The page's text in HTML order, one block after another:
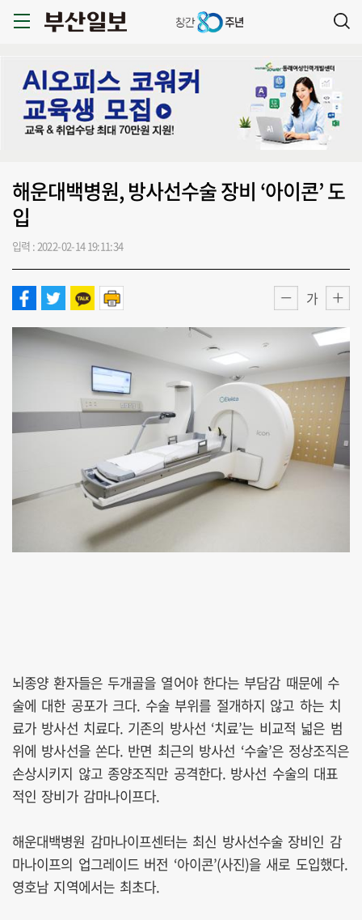
해운대백병원, 방사선수술 장비 ‘아이콘’ 도
입
입력 : 2022-02-14 19:11:34
가
뇌종양 환자들은 두개골을 열어야 한다는 부담감 때문에 수
술에 대한 공포가 크다. 수술 부위를 절개하지 않고 하는 치
료가 방사선 치료다. 기존의 방사선 ‘치료’는 비교적 넓은 범
위에 방사선을 쏜다. 반면 최근의 방사선 ‘수술’은 정상조직은
손상시키지 않고 종양조직만 공격한다. 방사선 수술의 대표
적인 장비가 감마나이프다.
해운대백병원 감마나이프센터는 최신 방사선수술 장비인 감
마나이프의 업그레이드 버전 ‘아이콘’(사진)을 새로 도입했다.
영호남 지역에서는 최초다.